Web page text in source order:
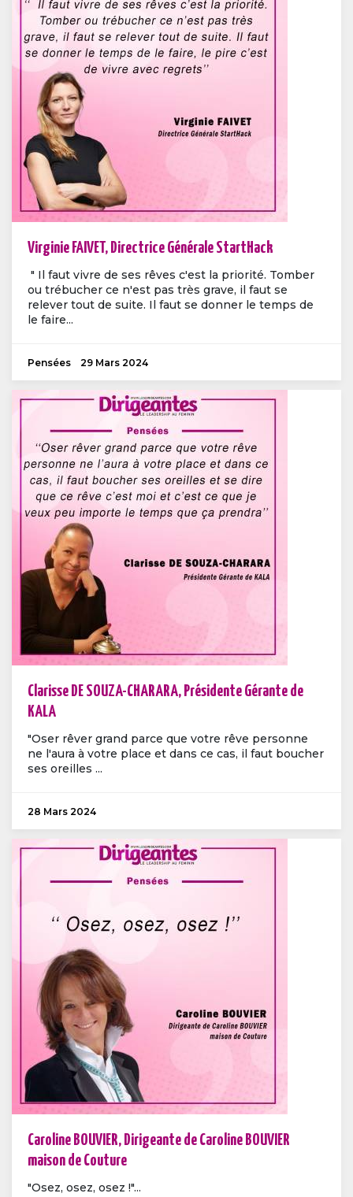
Virginie FAIVET, Directrice Générale StartHack
" Il faut vivre de ses rêves c'est la priorité. Tomber
ou trébucher ce n'est pas très grave, il faut se
relever tout de suite. Il faut se donner le temps de
le faire...
Pensées 29 Mars 2024
Clarisse DE SOUZA-CHARARA, Présidente Gérante de
KALA
"Oser rêver grand parce que votre rêve personne
ne l'aura à votre place et dans ce cas, il faut boucher
ses oreilles ...
28 Mars 2024
Caroline BOUVIER, Dirigeante de Caroline BOUVIER
maison de Couture
"Osez, osez, osez !"...